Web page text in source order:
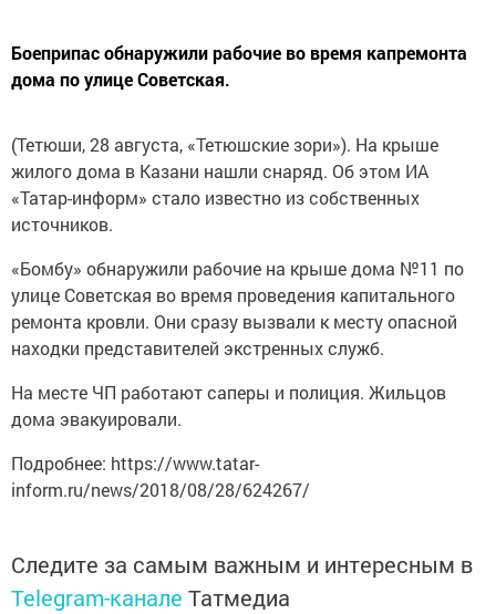
Боеприпас обнаружили рабочие во время капремонта
дома по улице Советская.
(Тетюши, 28 августа, «Тетюшские зори»). На крыше
жилого дома в Казани нашли снаряд. Об этом ИА
«Татар-информ» стало известно из собственных
источников.
«Бомбу» обнаружили рабочие на крыше дома №11 по
улице Советская во время проведения капитального
ремонта кровли. Они сразу вызвали к месту опасной
находки представителей экстренных служб.
На месте ЧП работают саперы и полиция. Жильцов
дома эвакуировали.
Подробнее: https://www.tatar-
inform.ru/news/2018/08/28/624267/
Следите за самым важным и интересным в
Telegram-канале Татмедиа